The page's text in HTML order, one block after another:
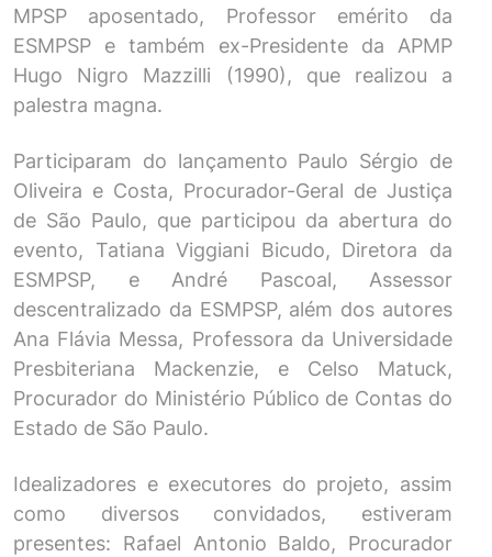
MPSP aposentado, Professor emérito da
ESMPSP e também ex-Presidente da APMP
Hugo Nigro Mazzilli (1990), que realizou a
palestra magna.
Participaram do lançamento Paulo Sérgio de
Oliveira e Costa, Procurador-Geral de Justiça
de São Paulo, que participou da abertura do
evento, Tatiana Viggiani Bicudo, Diretora da
ESMPSP, e André Pascoal, Assessor
descentralizado da ESMPSP, além dos autores
Ana Flávia Messa, Professora da Universidade
Presbiteriana Mackenzie, e Celso Matuck,
Procurador do Ministério Público de Contas do
Estado de São Paulo.
Idealizadores e executores do projeto, assim
como diversos convidados, estiveram
presentes: Rafael Antonio Baldo, Procurador